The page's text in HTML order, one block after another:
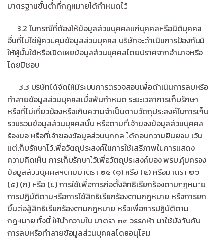
มาตรฐานขั้นต่ำที่กฎหมายได้กำหนดไว้
3.2 ในกรณีที่ต้องให้ข้อมูลส่วนบุคคลแก่บุคคลหรือนิติบุคคล
อื่นที่ไม่ใช่ผู้ควบคุมข้อมูลส่วนบุคคล บริษัทจะดำเนินการป้องกันมิ
ให้ผู้นั้นใช้หรือเปิดเผยข้อมูลส่วนบุคคลโดยปราศจากอำนาจหรือ
โดยมิชอบ
3.3 บริษัทได้จัดให้มีระบบการตรวจสอบเพื่อดำเนินการลบหรือ
ทำลายข้อมูลส่วนบุคคลเมื่อพ้นกำหนด ระยะเวลาการเก็บรักษา
หรือที่ไม่เกี่ยวข้องหรือเกินความจำเป็นตามวัตถุประสงค์ในการเก็บ
รวบรวมข้อมูลส่วนบุคคลนั้น หรือตามที่เจ้าของข้อมูลส่วนบุคคล
ร้องขอ หรือที่เจ้าของข้อมูลส่วนบุคคล ได้ถอนความยินยอม เว้น
แต่เก็บรักษาไว้เพื่อวัตถุประสงค์ในการใช้เสรีภาพในการแสดง
ความคิดเห็น การเก็บรักษาไว้เพื่อวัตถุประสงค์ของ พรบ.คุ้มครอง
ข้อมูลส่วนบุคคลฯตามมาตรา ๒๔ (๑) หรือ (๔) หรือมาตรา ๒๖
(๕) (ก) หรือ (ข) การใช้เพื่อการก่อตั้งสิทธิเรียกร้องตามกฎหมาย
การปฏิบัติตามหรือการใช้สิทธิเรียกร้องตามกฎหมาย หรือการยก
ขึ้นต่อสู้สิทธิเรียกร้องตามกฎหมาย หรือเพื่อการปฏิบัติตาม
กฎหมาย ทั้งนี้ ให้นำความใน มาตรา ๓๓ วรรคห้า มาใช้บังคับกับ
การลบหรือทำลายข้อมูลส่วนบุคคลโดยอนุโลม